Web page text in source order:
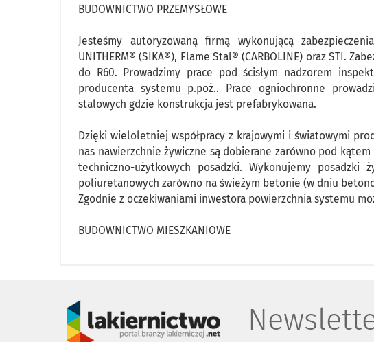
BUDOWNICTWO PRZEMYSŁOWE
Jesteśmy autoryzowaną firmą wykonującą
UNITHERM® (SIKA®), Flame Stal® (CARBOLINE) oraz STI.
do R60. Prowadzimy prace pod ścisłym nadzorem
producenta systemu p.poż.. Prace ogniochronne
stalowych gdzie konstrukcja jest prefabrykowana.
Dzięki wieloletniej współpracy z krajowymi i światowymi
nas nawierzchnie żywiczne są dobierane zarówno pod
techniczno-użytkowych posadzki. Wykonujemy
poliuretanowych zarówno na świeżym betonie (w dniu
Zgodnie z oczekiwaniami inwestora powierzchnia systemu
BUDOWNICTWO MIESZKANIOWE